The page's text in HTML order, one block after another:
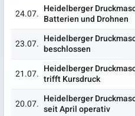
24.07. Heidelberger
Batterien und Drohnen
23.07. Heidelberger
beschlossen
21.07. Heidelberger
trifft Kursdruck
20.07. Heidelberger
seit April operativ